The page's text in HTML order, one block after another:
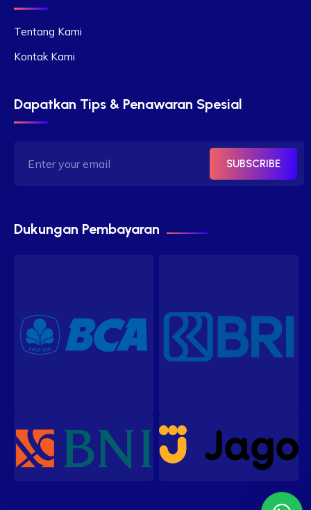
Tentang Kami
Kontak Kami
Dapatkan Tips & Penawaran Spesial
SUBSCRIBE
Dukungan Pembayaran
Our customer support team is
here to answer your questions.